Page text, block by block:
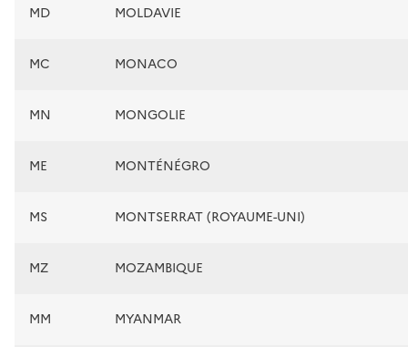
MD MOLDAVIE
MC MONACO
MN MONGOLIE
ME MONTÉNÉGRO
MS MONTSERRAT (ROYAUME-UNI)
MZ MOZAMBIQUE
MM MYANMAR